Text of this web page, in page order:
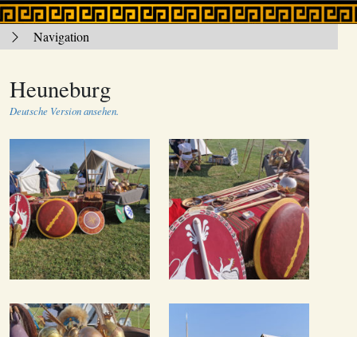
Navigation
Heuneburg
Deutsche Version ansehen.